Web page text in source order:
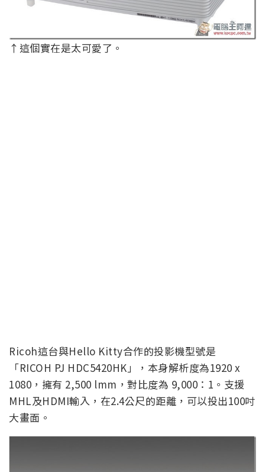
↑這個實在是太可愛了。
Ricoh這台與Hello Kitty合作的投影機型號是
「RICOH PJ HDC5420HK」，本身解析度為1920 x
1080，擁有 2,500 lmm，對比度為 9,000：1。支援
MHL及HDMI輸入，在2.4公尺的距離，可以投出100吋
大畫面。